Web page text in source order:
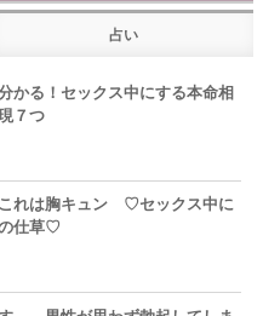
占い
かる！セックス中にする本命相
７つ
これは胸キュン ♡セックス中に
仕草♡